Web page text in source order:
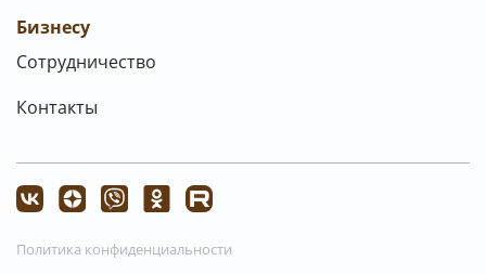
Бизнесу
Сотрудничество
Контакты
Политика конфиденциальности